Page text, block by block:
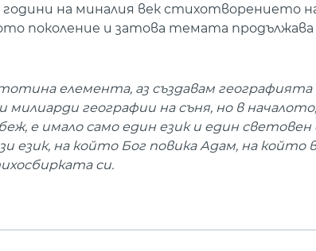
на миналия век стихотворението
поколение и затова темата
елемента, аз създавам географията
географии на съня, но в
е имало само един език и един световен
език, на който Бог повика Адам, на който
си.